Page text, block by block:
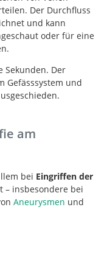
Der Durchfluss
und kann
oder für eine
Sekunden. Der
Gefässsystem und
am
bei Eingriffen der
– insbesondere bei
Aneurysmen und